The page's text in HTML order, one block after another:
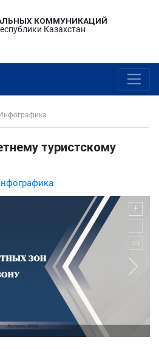
КОММУНИКАЦИЙ
Казахстан
туристскому